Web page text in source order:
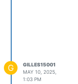
G
GILLES15001
MAY 10, 2025,
1:03 PM